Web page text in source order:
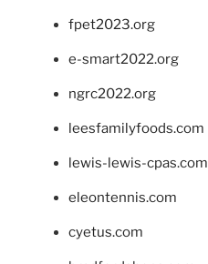
fpet2023.org
e-smart2022.org
ngrc2022.org
leesfamilyfoods.com
lewis-lewis-cpas.com
eleontennis.com
cyetus.com